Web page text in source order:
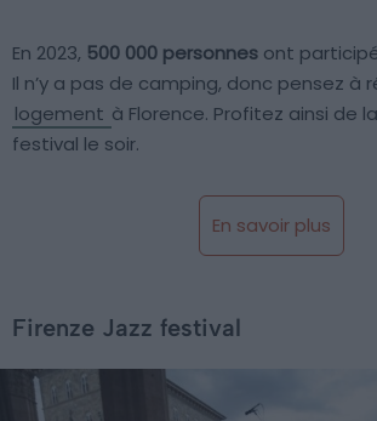
En 2023, 500 000 personnes ont
Il n’y a pas de camping, donc pensez à
logement à Florence. Profitez ainsi de
festival le soir.
En savoir plus
Firenze Jazz festival